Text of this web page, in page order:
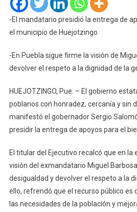
-El mandatario presidió la entrega de
el municipio de Huejotzingo
-En Puebla sigue firme la visión de
devolver el respeto a la dignidad de la
HUEJOTZINGO, Pue. – El gobierno
poblanos con honradez, cercanía y sin
manifestó el gobernador Sergio
presidir la entrega de apoyos para el
El titular del Ejecutivo recalcó que en
visión del exmandatario Miguel
desigualdad y devolver el respeto a la
ello, refrendó que el recurso público es
las necesidades de la población y